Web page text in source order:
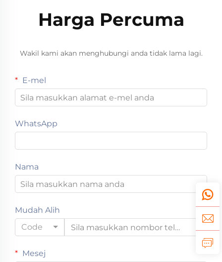
Harga Percuma
Wakil kami akan menghubungi anda tidak lama lagi.
E-mel
WhatsApp
Nama
Mudah Alih
Code
Mesej